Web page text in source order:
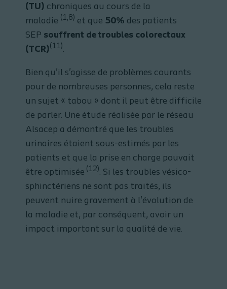
(TU) chroniques au cours de la
maladie (1,8) et que 50% des patients
SEP souffrent de troubles colorectaux
(TCR)(11).
Bien qu'il s'agisse de problèmes courants
pour de nombreuses personnes, cela reste
un sujet « tabou » dont il peut être difficile
de parler. Une étude réalisée par le réseau
Alsacep a démontré que les troubles
urinaires étaient sous-estimés par les
patients et que la prise en charge pouvait
être optimisée (12). Si les troubles vésico-
sphinctériens ne sont pas traités, ils
peuvent nuire gravement à l'évolution de
la maladie et, par conséquent, avoir un
impact important sur la qualité de vie.